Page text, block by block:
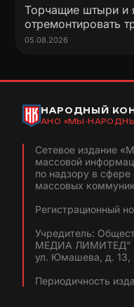
Торчащие штыри и
отремонтировать
05.08.2026
НАРОДНЫЙ
АНО «МЫ-
Сетевое издание
массовой
по надзору в сфере
массовых
Регистрационный
Учредитель:
МЕДИА ЛИМИТЕД"
ул. Юмашева, д. 13,
Периодичность